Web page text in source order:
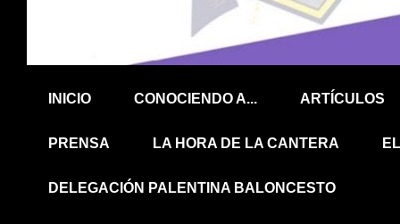
INICIO CONOCIENDO A... ARTÍCULOS
PRENSA LA HORA DE LA CANTERA
DELEGACIÓN PALENTINA BALONCESTO